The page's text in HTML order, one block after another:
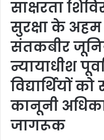
साक्षरता
सुरक्षा के
संतकबीर
न्यायाधीश
विद्यार्थियों
कानूनी
जागरूक